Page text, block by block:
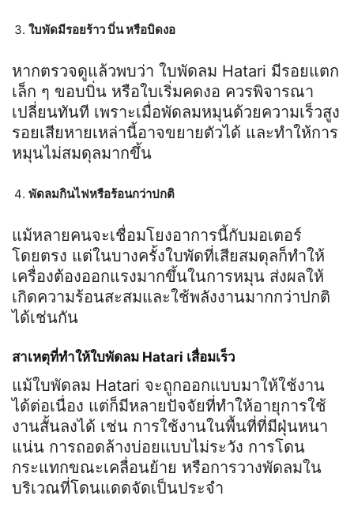
ใบพัดมีรอยร้าว บิ่น หรือบิดงอ
หากตรวจดูแล้วพบว่า ใบพัดลม Hatari มีรอยแตก
เล็ก ๆ ขอบบิ่น หรือใบเริ่มคดงอ ควรพิจารณา
เปลี่ยนทันที เพราะเมื่อพัดลมหมุนด้วยความเร็วสูง
รอยเสียหายเหล่านี้อาจขยายตัวได้ และทำให้การ
หมุนไม่สมดุลมากขึ้น
พัดลมกินไฟหรือร้อนกว่าปกติ
แม้หลายคนจะเชื่อมโยงอาการนี้กับมอเตอร์
โดยตรง แต่ในบางครั้งใบพัดที่เสียสมดุลก็ทำให้
เครื่องต้องออกแรงมากขึ้นในการหมุน ส่งผลให้
เกิดความร้อนสะสมและใช้พลังงานมากกว่าปกติ
ได้เช่นกัน
สาเหตุที่ทำให้ใบพัดลม Hatari เสื่อมเร็ว
แม้ใบพัดลม Hatari จะถูกออกแบบมาให้ใช้งาน
ได้ต่อเนื่อง แต่ก็มีหลายปัจจัยที่ทำให้อายุการใช้
งานสั้นลงได้ เช่น การใช้งานในพื้นที่ที่มีฝุ่นหนา
แน่น การถอดล้างบ่อยแบบไม่ระวัง การโดน
กระแทกขณะเคลื่อนย้าย หรือการวางพัดลมใน
บริเวณที่โดนแดดจัดเป็นประจำ